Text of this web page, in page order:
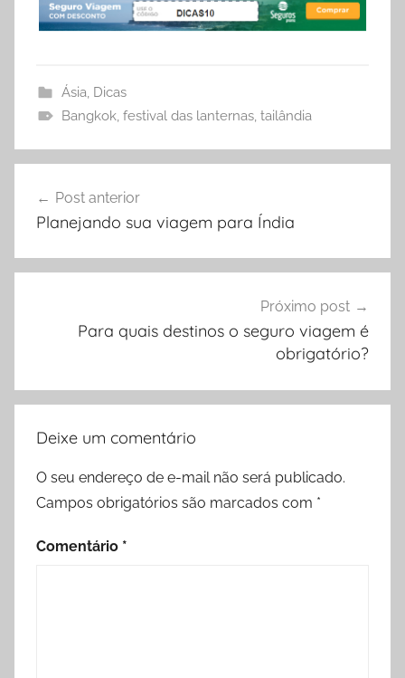
Ásia, Dicas
Bangkok, festival das lanternas, tailândia
de
Post anterior
Planejando sua viagem para Índia
Próximo post
Para quais destinos o seguro viagem é
obrigatório?
Deixe um comentário
O seu endereço de e-mail não será publicado.
Campos obrigatórios são marcados com *
Comentário *